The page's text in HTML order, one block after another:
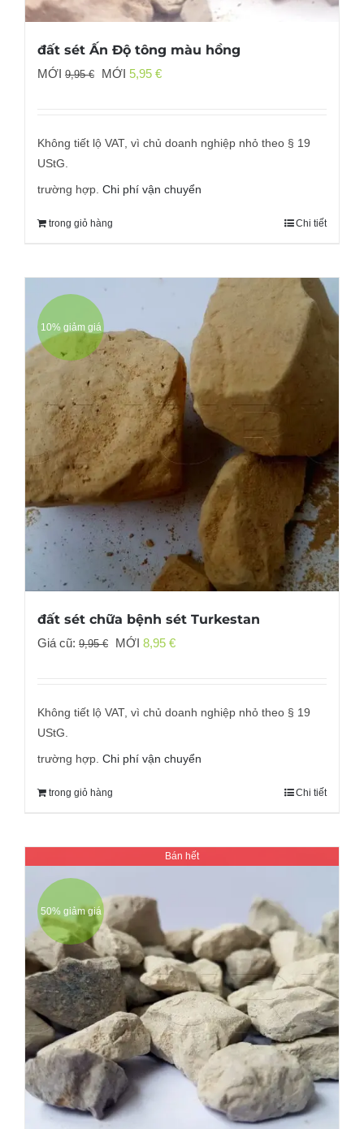
đất sét Ấn Độ tông màu hồng
MỚI 9,95€
Giá
9,95 €
MỚI 5,95 €Giá
là:
Không tiết lộ VAT, vì chủ doanh nghiệp nhỏ theo § 19
UStG.
trường hợp. Chi phí vận chuyển
trong giỏ hàng Chi tiết
10% giảm giá
đất sét chữa bệnh sét Turkestan
Giá cũ: 9,95€
Giá
9,95 €
MỚI 8,95 €Giá
là:
Không tiết lộ VAT, vì chủ doanh nghiệp nhỏ theo § 19
UStG.
trường hợp. Chi phí vận chuyển
trong giỏ hàng Chi tiết
Bán hết
50% giảm giá